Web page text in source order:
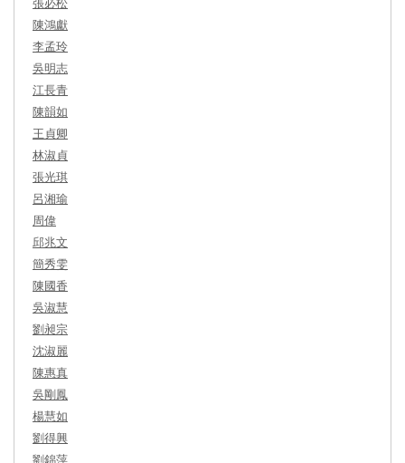
陳鴻獻
李孟玲
吳明志
江長青
陳韻如
王貞卿
林淑貞
張光琪
呂湘瑜
周偉
邱兆文
簡秀雯
陳國香
吳淑慧
劉昶宗
沈淑麗
陳惠真
吳剛鳳
楊慧如
劉得興
劉錦萍